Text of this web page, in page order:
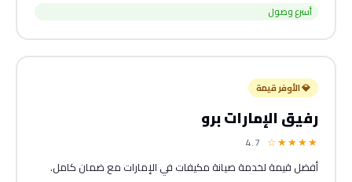
أسرع وصول
💎 الأوفر قيمة
رفيق الإمارات برو
★★★★☆
4.7
أفضل قيمة لخدمة صيانة مكيفات في الإمارات مع ضمان كامل.